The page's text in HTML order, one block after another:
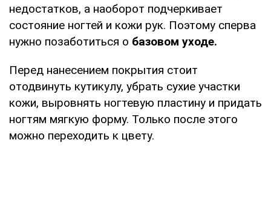
недостатков, а наоборот подчеркивает
состояние ногтей и кожи рук. Поэтому сперва
нужно позаботиться о базовом уходе.
Перед нанесением покрытия стоит
отодвинуть кутикулу, убрать сухие участки
кожи, выровнять ногтевую пластину и придать
ногтям мягкую форму. Только после этого
можно переходить к цвету.